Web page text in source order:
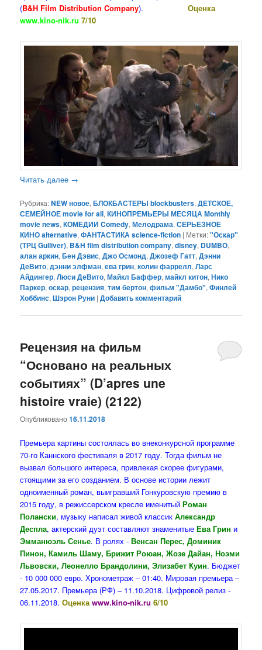
(B&H Film Distribution Company).Оценка
www.kino-nik.ru 7/10
Читать далее →
Рубрика:NEW новое,БЛОКБАСТЕРЫ blockbusters,ДЕТСКОЕ,
СЕМЕЙНОЕ movie for all,КИНОПРЕМЬЕРЫ МЕСЯЦА Monthly
movie news,КОМЕДИИ Comedy,Мелодрама,СЕРЬЕЗНОЕ
КИНО alternative,ФАНТАСТИКА science-fiction | Метки:"Оскар"
(ТРЦ Gulliver), B&H film distribution company,disney, DUMBO,
алан аркин,Бен Дэвис,Джо Осмонд,Джозеф Гатт,Дэнни
ДеВито,дэнни элфман,ева грин,колин фаррелл,Ларс
Айдингер,Люси ДеВито,Майкл Баффер,майкл китон,Нико
Паркер,оскар,рецензия,тим бертон,фильм "Дамбо",Финлей
Хоббинс,Шэрон Руни |Добавить комментарий
Рецензия на фильм
“Основано на реальных
событиях” (D’apres une
histoire vraie) (2122)
Опубликовано16.11.2018
Премьера картины состоялась во внеконкурсной программе
70-го Каннского фестиваля в 2017 году. Тогда фильм не
вызвал большого интереса, привлекая скорее фигурами,
стоящими за его созданием. В основе истории лежит
одноименный роман, выигравший Гонкуровскую премию в
2015 году, в режиссерском кресле именитыйРоман
Полански, музыку написал живой классикАлександр
Деспла, актерский дуэт составляют знаменитыеЕва Грин и
Эмманюэль Сенье. В ролях - Венсан Перес, Доминик
Пинон, Камиль Шаму, Брижит Роюан, Жозе Дайан, Ноэми
Львовски, Леонелло Брандолини, Элизабет Куин. Бюджет
- 10 000 000 евро. Хронометраж – 01:40. Мировая премьера –
27.05.2017. Премьера (РФ) – 11.10.2018. Цифровой релиз -
06.11.2018.Оценкаwww.kino-nik.ru6/10